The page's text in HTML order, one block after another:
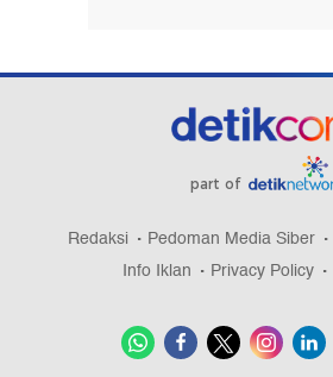
part of
Redaksi Pedoman Media Siber
Info Iklan
Privacy Policy